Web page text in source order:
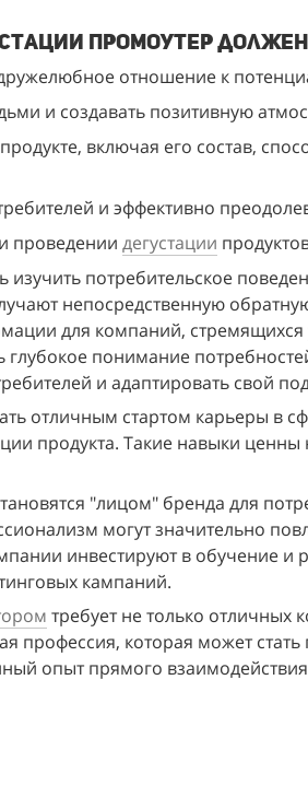
промоутер
отношение к
и создавать позитивную
включая его состав,
и эффективно
проведении дегустации
потребительское
непосредственную
для компаний,
глубокое понимание
и адаптировать свой
отличным стартом карьеры в
продукта. Такие навыки ценны
"лицом" бренда для
могут значительно
инвестируют в обучение и
кампаний.
требует не только отличных
профессия, которая может
опыт прямого